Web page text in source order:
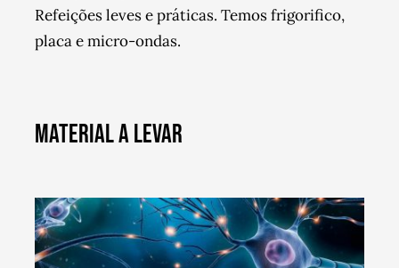
Refeições leves e práticas. Temos frigorifico,
placa e micro-ondas.
MATERIAL A LEVAR